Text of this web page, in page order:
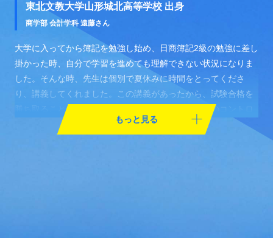
東北文教大学山形城北高等学校 出身
商学部 会計学科 遠藤さん
大学に入ってから簿記を勉強し始め、日商簿記2級の勉強に差し
掛かった時、自分で学習を進めても理解できない状況になりま
した。そんな時、先生は個別で夏休みに時間をとってくださ
り、講義してくれました。この講義があったから、試験合格を
勝ち取ることができたと思います。モチベーションのコントロ
ールはどうしても自分一人では難しいです。歩み寄りヒントを